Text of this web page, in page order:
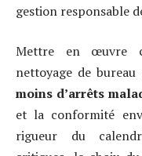
gestion responsable
Mettre en œuvre
nettoyage de
moins d’arrêts
et la conformité
rigueur du